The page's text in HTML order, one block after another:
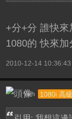
+分+分 誰快來
1080的 快來加
2010-12-14 10:36:43
Yeh 1080i 高級